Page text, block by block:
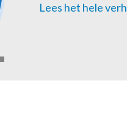
Lees het hele